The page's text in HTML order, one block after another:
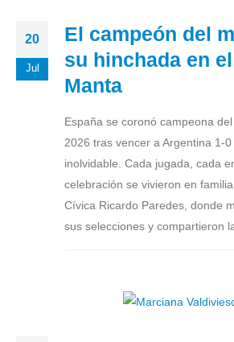
20
Jul
El campeón del
su hinchada en
Manta
España se coronó campeona
2026 tras vencer a Argentina 1-
inolvidable. Cada jugada, cada
celebración se vivieron en
Cívica Ricardo Paredes, donde
sus selecciones y compartieron